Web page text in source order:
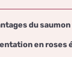
du
en roses